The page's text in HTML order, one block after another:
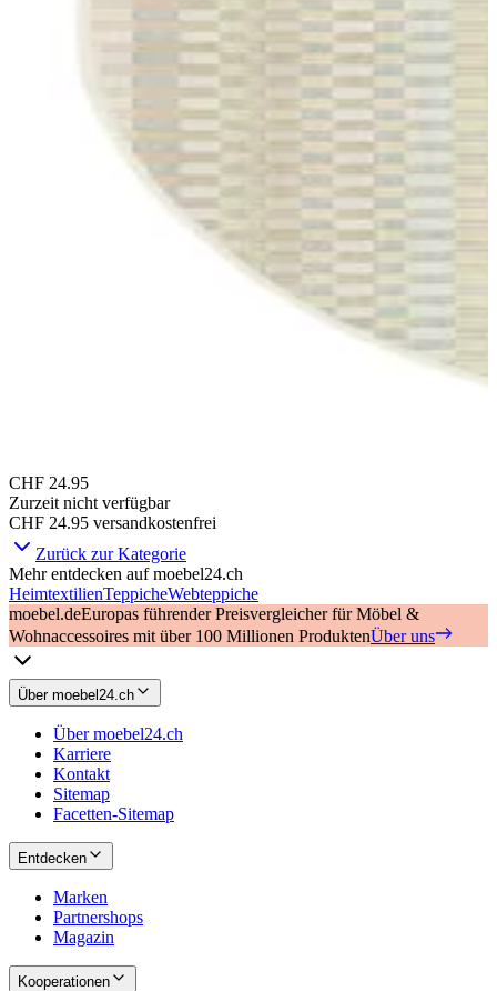
CHF 24.95
Zurzeit nicht verfügbar
CHF 24.95 versandkostenfrei
Zurück zur Kategorie
Mehr entdecken auf moebel24.ch
HeimtextilienTeppicheWebteppiche
moebel.deEuropas führender Preisvergleicher für Möbel &
Wohnaccessoires mit über 100 Millionen ProduktenÜber uns
Über moebel24.ch
Über moebel24.ch
Karriere
Kontakt
Sitemap
Facetten-Sitemap
Entdecken
Marken
Partnershops
Magazin
Kooperationen